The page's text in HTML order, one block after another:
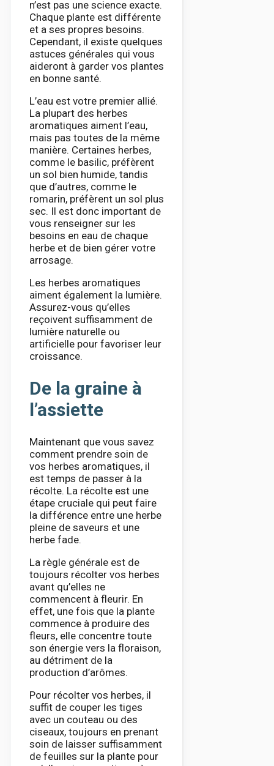
n’est pas une science exacte.
Chaque plante est différente
et a ses propres besoins.
Cependant, il existe quelques
astuces générales qui vous
aideront à garder vos plantes
en bonne santé.
L’eau est votre premier allié.
La plupart des herbes
aromatiques aiment l’eau,
mais pas toutes de la même
manière. Certaines herbes,
comme le basilic, préfèrent
un sol bien humide, tandis
que d’autres, comme le
romarin, préfèrent un sol plus
sec. Il est donc important de
vous renseigner sur les
besoins en eau de chaque
herbe et de bien gérer votre
arrosage.
Les herbes aromatiques
aiment également la lumière.
Assurez-vous qu’elles
reçoivent suffisamment de
lumière naturelle ou
artificielle pour favoriser leur
croissance.
De la graine à
l’assiette
Maintenant que vous savez
comment prendre soin de
vos herbes aromatiques, il
est temps de passer à la
récolte. La récolte est une
étape cruciale qui peut faire
la différence entre une herbe
pleine de saveurs et une
herbe fade.
La règle générale est de
toujours récolter vos herbes
avant qu’elles ne
commencent à fleurir. En
effet, une fois que la plante
commence à produire des
fleurs, elle concentre toute
son énergie vers la floraison,
au détriment de la
production d’arômes.
Pour récolter vos herbes, il
suffit de couper les tiges
avec un couteau ou des
ciseaux, toujours en prenant
soin de laisser suffisamment
de feuilles sur la plante pour